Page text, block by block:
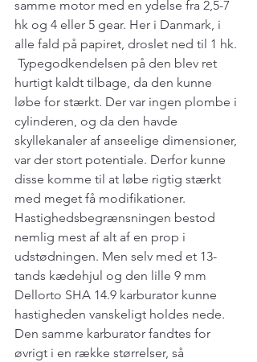
samme motor med en ydelse fra 2,5-7
hk og 4 eller 5 gear. Her i Danmark, i
alle fald på papiret, droslet ned til 1 hk.
Typegodkendelsen på den blev ret
hurtigt kaldt tilbage, da den kunne
løbe for stærkt. Der var ingen plombe i
cylinderen, og da den havde
skyllekanaler af anseelige dimensioner,
var der stort potentiale. Derfor kunne
disse komme til at løbe rigtig stærkt
med meget få modifikationer.
Hastighedsbegrænsningen bestod
nemlig mest af alt af en prop i
udstødningen. Men selv med et 13-
tands kædehjul og den lille 9 mm
Dellorto SHA 14.9 karburator kunne
hastigheden vanskeligt holdes nede.
Den samme karburator fandtes for
øvrigt i en række størrelser, så